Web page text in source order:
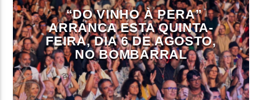
“DO VINHO À PERA”
ARRANCA ESTA QUINTA-
FEIRA, DIA 6 DE AGOSTO,
NO BOMBARRAL